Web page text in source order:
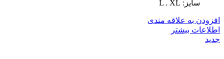
سایز: L . XL
افزودن به علاقه مندی
اطلاعات بیشتر
جدید